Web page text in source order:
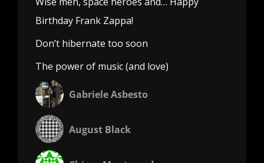
Birthday Frank Zappa!
Don’t hibernate too soon
The power of music (and love)
Gabriele Asbesto
August Black